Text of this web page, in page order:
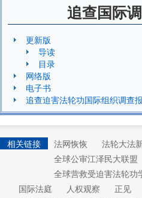
追查国际
更新版
导读
目录
网络版
电子书
追查迫害法轮功国际组织调查
相关链接 法网恢恢 法轮大法
全球公审江泽民大联盟
全球营救受迫害法轮功
国际法庭
人权观察 正见